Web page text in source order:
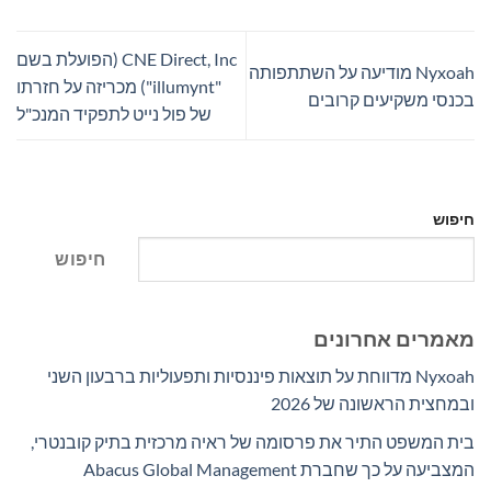
Nyxoah מודיעה על השתתפותה
בכנסי משקיעים קרובים
CNE Direct, Inc (הפועלת בשם
"illumynt") מכריזה על חזרתו
של פול נייט לתפקיד המנכ"ל
חיפוש
חיפוש
מאמרים אחרונים
Nyxoah מדווחת על תוצאות פיננסיות ותפעוליות ברבעון השני
ובמחצית הראשונה של 2026
בית המשפט התיר את פרסומה של ראיה מרכזית בתיק קובנטרי,
המצביעה על כך שחברת Abacus Global Management